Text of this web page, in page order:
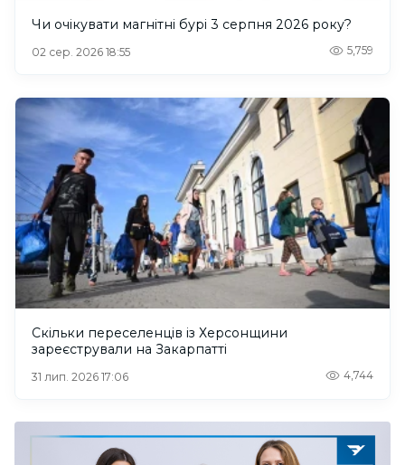
Чи очікувати магнітні бурі 3 серпня 2026 року?
02 сер. 2026 18:55 5,759
Скільки переселенців із Херсонщини
зареєстрували на Закарпатті
31 лип. 2026 17:06 4,744